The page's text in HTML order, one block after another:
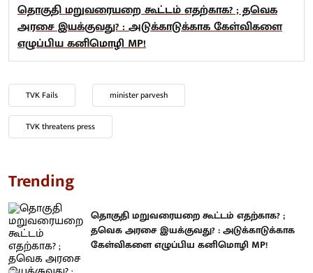
தொகுதி மறுவரையறை கூட்டம் எதற்காக? ; தவெக
அரசை இயக்குவது? : அடுக்காடுக்காக கேள்விகளை
எழுப்பிய கனிமொழி MP!
TVK Fails minister parvesh
TVK threatens press
Trending
தொகுதி மறுவரையறை கூட்டம் எதற்காக? ;
தவெக அரசை இயக்குவது? : அடுக்காடுக்காக
கேள்விகளை எழுப்பிய கனிமொழி MP!